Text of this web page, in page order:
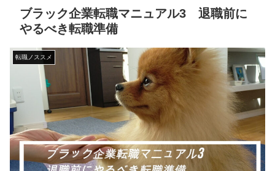
ブラック企業転職マニュアル3 退職前に
やるべき転職準備
転職ノススメ